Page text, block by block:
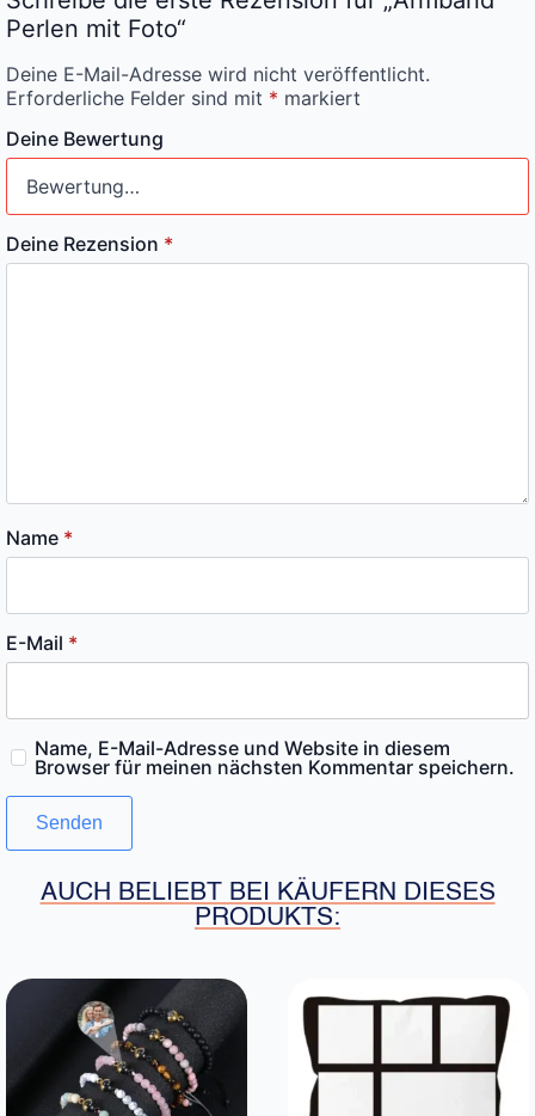
Perlen mit Foto“
Deine E-Mail-Adresse wird nicht veröffentlicht.
Erforderliche Felder sind mit * markiert
Deine Bewertung
Deine Rezension *
Name *
E-Mail *
Name, E-Mail-Adresse und Website in diesem
Browser für meinen nächsten Kommentar speichern.
AUCH BELIEBT BEI KÄUFERN DIESES
PRODUKTS: